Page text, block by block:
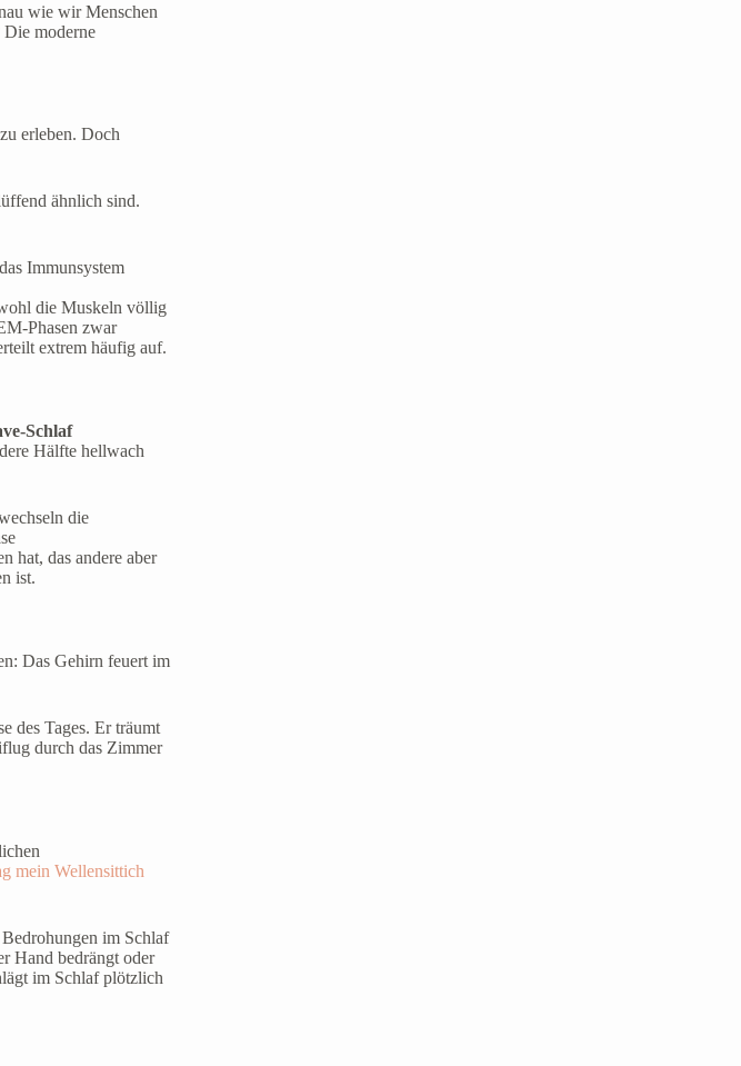
wie wir Menschen
moderne
erleben. Doch
ähnlich sind.
Immunsystem
die Muskeln völlig
Phasen zwar
extrem häufig auf.
Schlaf
Hälfte hellwach
die
hat, das andere aber
ist.
Das Gehirn feuert im
des Tages. Er träumt
durch das Zimmer
mein Wellensittich
im Schlaf
Hand bedrängt oder
im Schlaf plötzlich